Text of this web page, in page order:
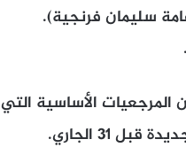
سليمان فرنجية).
الأساسية التي
31 الجاري.